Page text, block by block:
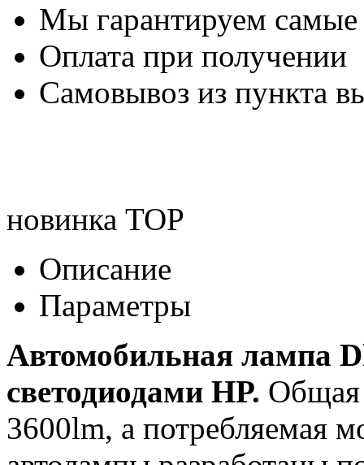
Мы гарантируем
Оплата при получении
Самовывоз из пункта
новинка TOP
Описание
Параметры
Автомобильная лампа
светодиодами HP. Общая
3600lm, а потребляемая